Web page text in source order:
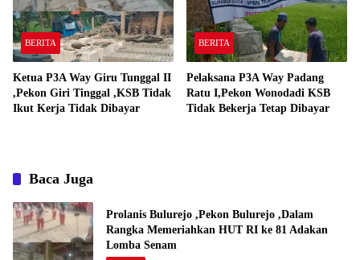
BERITA
Ketua P3A Way Giru Tunggal II
,Pekon Giri Tinggal ,KSB Tidak
Ikut Kerja Tidak Dibayar
BERITA
Pelaksana P3A Way Padang
Ratu I,Pekon Wonodadi KSB
Tidak Bekerja Tetap Dibayar
Baca Juga
Prolanis Bulurejo ,Pekon Bulurejo ,Dalam
Rangka Memeriahkan HUT RI ke 81 Adakan
Lomba Senam